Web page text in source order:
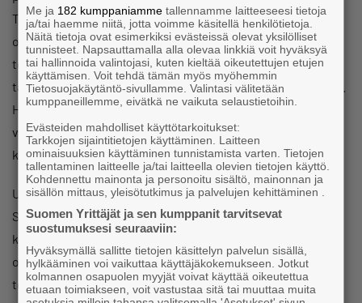
Toimenpiteisiin kuuluu vaikuttajaviestintää eri kanavissa,
omistajanvaihdoskampanjointia sekä osallistavia
teemapäiviä, joissa päästään muutoksen tekemiseen arjen
tasolla. Verkostot ja vertaisoppiminen ovat avainasemassa.
Hankkeessa kootaan verkosto ostamista harkitseville ja
vasta yrityksen ostaneille yrittäjille sekä vertaistukiryhmä
kokemusten vertailuun.
Uusia yrityksiä tarvitaan Suomessa. Tämä on välttämätöntä
Suomen kestävän kasvun ja jatkuvan uusiutumisen
kannalta. Samalla on todella tärkeä huolehtia siitä, että
omistajanvaihdosmarkkina toimii mahdollisimman
tehokkaasti. Tässäkin on uuden omistajan näkökulmasta
Me ja 182 kumppaniamme tallennamme laitteeseesi tietoja
ja/tai haemme niitä, jotta voimme käsitellä henkilötietoja.
Näitä tietoja ovat esimerkiksi evästeissä olevat yksilölliset
tunnisteet. Napsauttamalla alla olevaa linkkiä voit hyväksyä
tai hallinnoida valintojasi, kuten kieltää oikeutettujen etujen
käyttämisen. Voit tehdä tämän myös myöhemmin
Tietosuojakäytäntö-sivullamme. Valintasi välitetään
kumppaneillemme, eivätkä ne vaikuta selaustietoihin.
Evästeiden mahdolliset käyttötarkoitukset:
Tarkkojen sijaintitietojen käyttäminen. Laitteen
ominaisuuksien käyttäminen tunnistamista varten. Tietojen
tallentaminen laitteelle ja/tai laitteella olevien tietojen käyttö.
Kohdennettu mainonta ja personoitu sisältö, mainonnan ja
sisällön mittaus, yleisötutkimus ja palvelujen kehittäminen .
Suomen Yrittäjät ja sen kumppanit tarvitsevat
suostumuksesi seuraaviin:
Hyväksymällä sallitte tietojen käsittelyn palvelun sisällä,
hylkääminen voi vaikuttaa käyttäjäkokemukseen. Jotkut
kolmannen osapuolen myyjät voivat käyttää oikeutettua
etuaan toimiakseen, voit vastustaa sitä tai muuttaa muita